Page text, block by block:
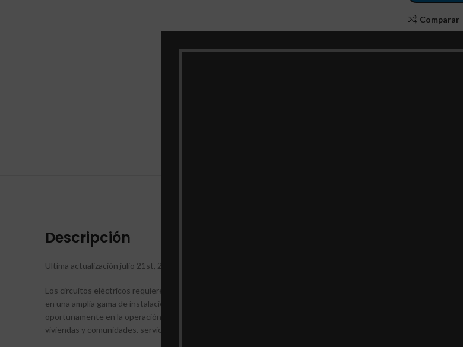
Comparar
SKU:PULS-
Descripción
Ultima actualización julio 21st, 2026 at 03:48 pm
Los circuitos eléctricos requieren indicación de estado y control operativo. Las luces indicadoras y los botones
en una amplia gama de instalaciones de suministro de energía. En particular, los productos CHINT Electrics se
oportunamente en la operación de circuitos eléctricos en fábricas y empresas industriales, en talleres de
viviendas y comunidades. servicios, etc.